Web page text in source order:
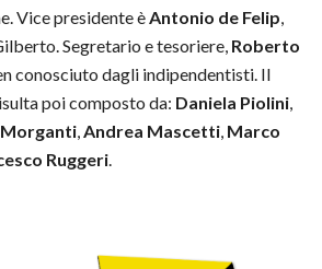
Vice presidente è Antonio de Felip
Segretario e tesoriere, Roberto
conosciuto dagli indipendentisti. Il
poi composto da: Daniela Piolini
Andrea Mascetti Marco
Ruggeri